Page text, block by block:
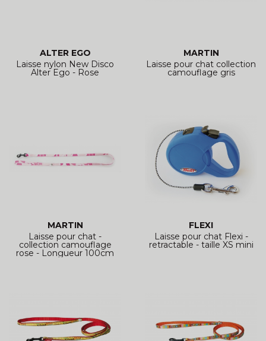
ALTER EGO
Laisse nylon New Disco
Alter Ego - Rose
MARTIN
Laisse pour chat collection
camouflage gris
MARTIN
Laisse pour chat -
collection camouflage
rose - Longueur 100cm
FLEXI
Laisse pour chat Flexi -
retractable - taille XS mini